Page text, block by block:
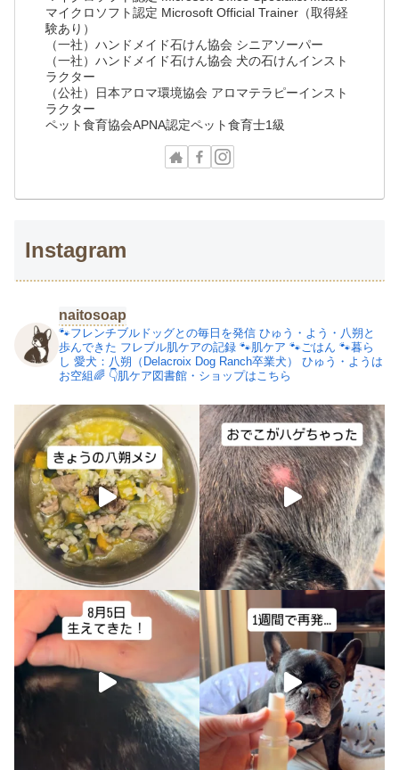
マイクロソフト認定 Microsoft Official Trainer（取得経
験あり）
（一社）ハンドメイド石けん協会 シニアソーパー
（一社）ハンドメイド石けん協会 犬の石けんインスト
ラクター
（公社）日本アロマ環境協会 アロマテラピーインスト
ラクター
ペット食育協会APNA認定ペット食育士1級
Instagram
naitosoap
🐾フレンチブルドッグとの毎日を発信 ひゅう・よう・八朔と
歩んできた フレブル肌ケアの記録 🐾肌ケア 🐾ごはん 🐾暮ら
し 愛犬：八朔（Delacroix Dog Ranch卒業犬）
ひゅう・ようは
お空組🌈 👇肌ケア図書館・ショップはこちら